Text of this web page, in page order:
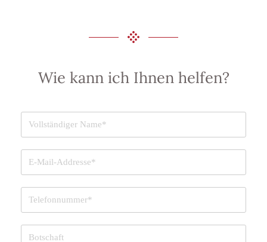
Wie kann ich Ihnen helfen?